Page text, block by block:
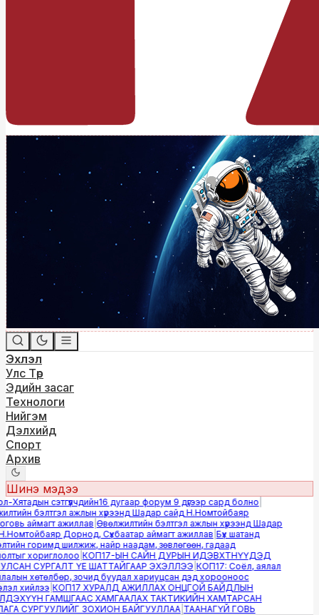
Эхлэл
Улс Төр
Эдийн засаг
Технологи
Нийгэм
Дэлхийд
Спорт
Архив
Шинэ мэдээ
сэтгүүлчдийн16 дугаар форум 9 дүгээр сард болно|
бэлтгэл ажлын хүрээнд Шадар сайд Н.Номтойбаяр
аймагт ажиллав|Өвөлжилтийн бэлтгэл ажлын хүрээнд Шадар
Дорнод, Сүхбаатар аймагт ажиллав|Бүх шатанд
горимд шилжиж, найр наадам, зөвлөгөөн, гадаад
хориглолоо|КОП17-ЫН САЙН ДУРЫН ИДЭВХТНҮҮДЭД
СУРГАЛТ ҮЕ ШАТТАЙГААР ЭХЭЛЛЭЭ|КОП17: Соёл, аялал
хөтөлбөр, зочид буудал хариуцсан дэд хорооноос
хийлээ|КОП17 ХУРАЛД АЖИЛЛАХ ОНЦГОЙ БАЙДЛЫН
ГАМШГААС ХАМГААЛАХ ТАКТИКИЙН ХАМТАРСАН
СУРГУУЛИЙГ ЗОХИОН БАЙГУУЛЛАА|ТААНАГҮЙ ГОВЬ